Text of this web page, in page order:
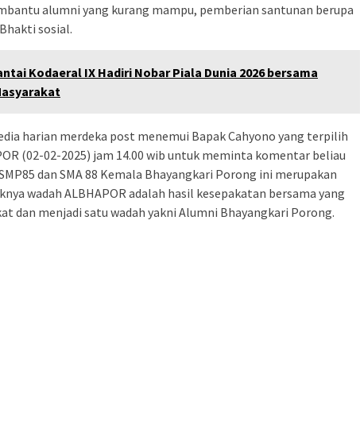
alumni yang kurang mampu, pemberian santunan berupa
sosial.
Kodaeral IX Hadiri Nobar Piala Dunia 2026 bersama
harian merdeka post menemui Bapak Cahyono yang terpilih
(02-02-2025) jam 14.00 wib untuk meminta komentar beliau
dan SMA 88 Kemala Bhayangkari Porong ini merupakan
wadah ALBHAPOR adalah hasil kesepakatan bersama yang
dan menjadi satu wadah yakni Alumni Bhayangkari Porong.